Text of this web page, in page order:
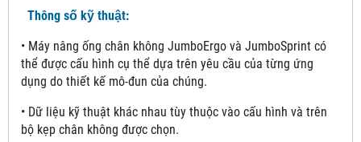
Thông số kỹ thuật:
• Máy nâng ống chân không JumboErgo và JumboSprint có
thể được cấu hình cụ thể dựa trên yêu cầu của từng ứng
dụng do thiết kế mô-đun của chúng.
• Dữ liệu kỹ thuật khác nhau tùy thuộc vào cấu hình và trên
bộ kẹp chân không được chọn.